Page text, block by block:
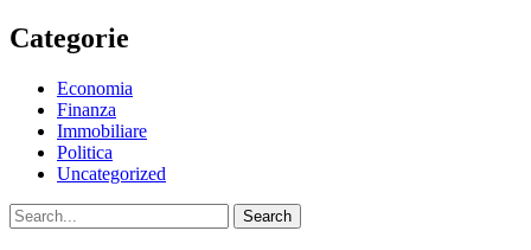
Categorie
Economia
Finanza
Immobiliare
Politica
Uncategorized
Search